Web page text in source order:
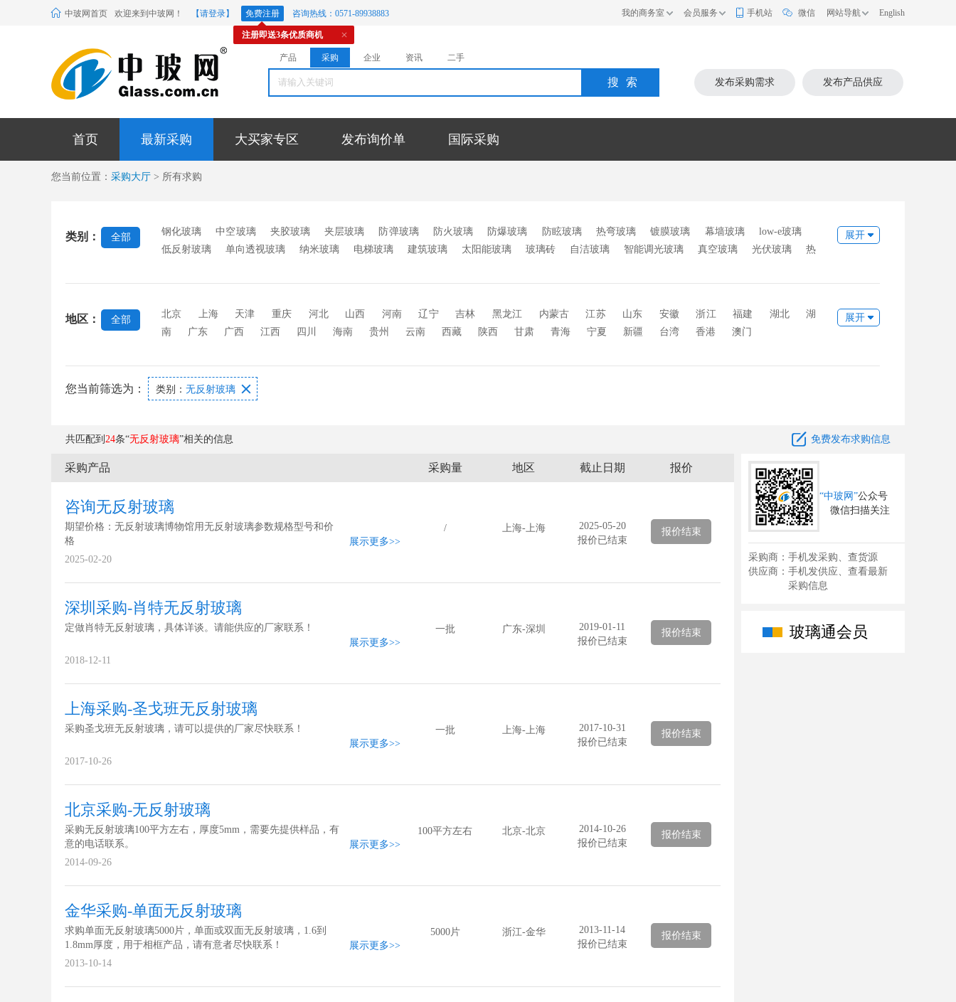
中玻网首页 欢迎来到中玻网！ 【请登录】 免费注册 咨询热线：0571-89938883
注册即送3条优质商机
我的商务室 会员服务 手机站 微信 网站导航 English
产品 采购 企业 资讯 二手
搜索 发布采购需求 发布产品供应
首页 最新采购 大买家专区 发布询价单 国际采购
您当前位置： 采购大厅 > 所有求购
类别： 全部
钢化玻璃 中空玻璃 夹胶玻璃 夹层玻璃 防弹玻璃 防火玻璃 防爆玻璃 防眩玻璃 热弯玻璃 镀膜玻璃 幕墙玻璃
low-e玻璃
低反射玻璃
单向透视玻璃 纳米玻璃 电梯玻璃 建筑玻璃 太阳能玻璃 玻璃砖 自洁玻璃 智能调光玻璃 真空玻璃 光伏玻璃
热
砸玻璃
电子玻璃 台阶玻璃 中空百叶玻璃 调光玻璃 在线镀膜玻璃 离线镀膜玻璃 超大板玻璃 其它
展开
地区： 全部
北京 上海 天津 重庆 河北 山西 河南 辽宁 吉林 黑龙江 内蒙古 江苏 山东 安徽 浙江 福建 湖北
湖
南
广东 广西 江西 四川 海南 贵州 云南 西藏 陕西 甘肃 青海 宁夏 新疆 台湾 香港 澳门
展开
您当前筛选为： 类别： 无反射玻璃 
共匹配到 24条“无反射玻璃”相关的信息  免费发布求购信息
采购产品 采购量 地区 截止日期 报价
咨询无反射玻璃
期望价格：无反射玻璃博物馆用无反射玻璃参数规格型号和价
格
展示更多>>
2025-02-20
/ 上海-上海
2025-05-20
报价已结束
报价结束
深圳采购-肖特无反射玻璃
定做肖特无反射玻璃，具体详谈。请能供应的厂家联系！
展示更多>>
2018-12-11
一批 广东-深圳
2019-01-11
报价已结束
报价结束
上海采购-圣戈班无反射玻璃
采购圣戈班无反射玻璃，请可以提供的厂家尽快联系！
展示更多>>
2017-10-26
一批 上海-上海
2017-10-31
报价已结束
报价结束
北京采购-无反射玻璃
采购无反射玻璃100平方左右，厚度5mm，需要先提供样品，有
意的电话联系。
展示更多>>
2014-09-26
100平方左右 北京-北京
2014-10-26
报价已结束
报价结束
金华采购-单面无反射玻璃
求购单面无反射玻璃5000片，单面或双面无反射玻璃，1.6到
1.8mm厚度，用于相框产品，请有意者尽快联系！
展示更多>>
2013-10-14
5000片 浙江-金华
2013-11-14
报价已结束
报价结束
“中玻网”公众号
微信扫描关注
采购商：手机发采购、查货源
供应商：手机发供应、查看最新
采购信息
玻璃通会员